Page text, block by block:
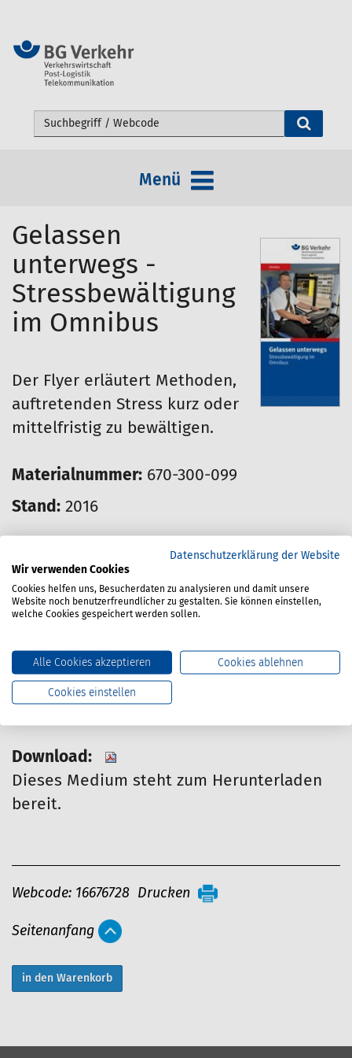
Webseite durchsuchen
Menü
Gelassen
unterwegs -
Stressbewältigung
im Omnibus
Der Flyer erläutert Methoden,
auftretenden Stress kurz oder
mittelfristig zu bewältigen.
Materialnummer: 670-300-099
Stand: 2016
0.00 Euro
Dieser Artikel kann nur von Mitgliedern
bestellt werden.
Preisangaben verstehen sich zzgl. gesetzl.
Download:
Dieses Medium steht zum Herunterladen
bereit.
A
t
i
Webcode: 16676728 Drucken
Seitenanfang
Datenschutzerklärung der Website
Wir verwenden Cookies
Cookies helfen uns, Besucherdaten zu analysieren und damit unsere
Website noch benutzerfreundlicher zu gestalten. Sie können einstellen,
welche Cookies gespeichert werden sollen.
Alle Cookies akzeptieren Cookies ablehnen
Cookies einstellen